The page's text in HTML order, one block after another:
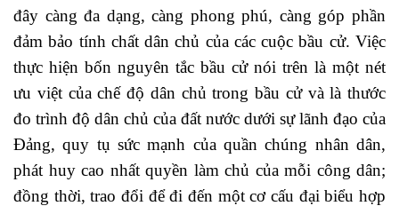
đây càng đa dạng, càng phong phú, càng góp phần
đảm bảo tính chất dân chủ của các cuộc bầu cử. Việc
thực hiện bốn nguyên tắc bầu cử nói trên là một nét
ưu việt của chế độ dân chủ trong bầu cử và là thước
đo trình độ dân chủ của đất nước dưới sự lãnh đạo của
Đảng, quy tụ sức mạnh của quần chúng nhân dân,
phát huy cao nhất quyền làm chủ của mỗi công dân;
đồng thời, trao đổi để đi đến một cơ cấu đại biểu hợp